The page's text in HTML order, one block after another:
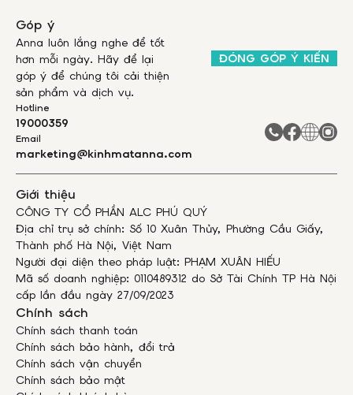
Góp ý
Anna luôn lắng nghe để tốt
hơn mỗi ngày. Hãy để lại
góp ý để chúng tôi cải thiện
sản phẩm và dịch vụ.
ĐÓNG GÓP Ý KIẾN
Hotline
19000359
Email
marketing@kinhmatanna.com
Giới thiệu
CÔNG TY CỔ PHẦN ALC PHÚ QUÝ
Địa chỉ trụ sở chính: Số 10 Xuân Thủy, Phường Cầu Giấy,
Thành phố Hà Nội, Việt Nam
Người đại diện theo pháp luật: PHẠM XUÂN HIẾU
Mã số doanh nghiệp: 0110489312 do Sở Tài Chính TP Hà Nội
cấp lần đầu ngày 27/09/2023
Chính sách
Chính sách thanh toán
Chính sách bảo hành, đổi trả
Chính sách vận chuyển
Chính sách bảo mật